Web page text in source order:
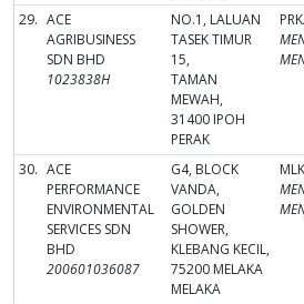
29. ACE
AGRIBUSINESS
SDN BHD
1023838H
NO.1, LALUAN
TASEK TIMUR
15,
TAMAN
MEWAH,
31400 IPOH
PERAK
30. ACE
PERFORMANCE
ENVIRONMENTAL
SERVICES SDN
BHD
200601036087
G4, BLOCK
VANDA,
GOLDEN
SHOWER,
KLEBANG KECIL,
75200 MELAKA
MELAKA